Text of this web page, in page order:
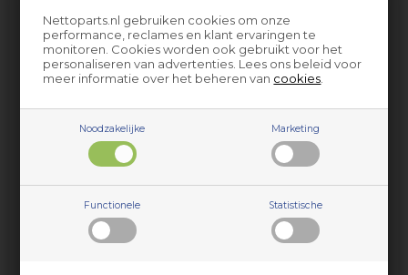
Nettoparts.nl gebruiken cookies om onze
performance, reclames en klant ervaringen te
monitoren. Cookies worden ook gebruikt voor het
personaliseren van advertenties. Lees ons beleid voor
meer informatie over het beheren van cookies
Noodzakelijke Marketing
Functionele Statistische